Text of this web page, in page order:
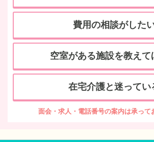
費用の相談がした
空室がある施設を教えて
在宅介護と迷ってい
面会・求人・電話番号の案内は承って